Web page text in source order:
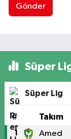
Gönder
Süper
Süper Lig
# Takım
1 Amed